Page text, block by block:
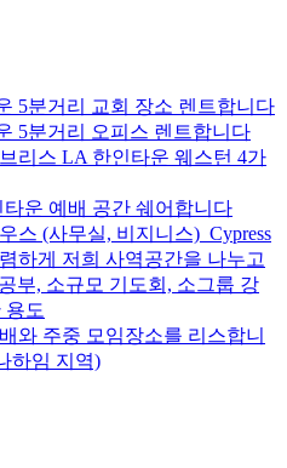
5분거리 교회 장소 렌트합니다
5분거리 오피스 렌트합니다
리스 LA 한인타운 웨스턴 4가
운 예배 공간 쉐어합니다
스 (사무실, 비지니스)_Cypress
하게 저희 사역공간을 나누고
부, 소규모 기도회, 소그룹 강
용도
와 주중 모임장소를 리스합니
하임 지역)